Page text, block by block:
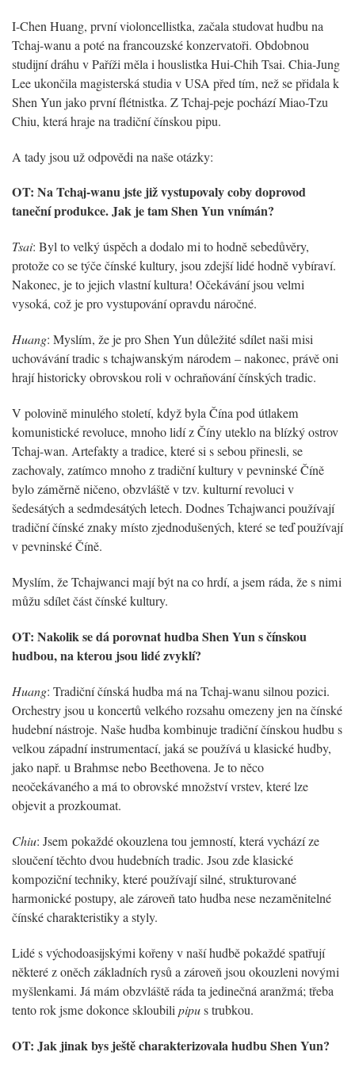
I-Chen Huang, první violoncellistka, začala studovat hudbu na
Tchaj-wanu a poté na francouzské konzervatoři. Obdobnou
studijní dráhu v Paříži měla i houslistka Hui-Chih Tsai. Chia-Jung
Lee ukončila magisterská studia v USA před tím, než se přidala k
Shen Yun jako první flétnistka. Z Tchaj-peje pochází Miao-Tzu
Chiu, která hraje na tradiční čínskou pipu.
A tady jsou už odpovědi na naše otázky:
OT: Na Tchaj-wanu jste již vystupovaly coby doprovod
taneční produkce. Jak je tam Shen Yun vnímán?
Tsai: Byl to velký úspěch a dodalo mi to hodně sebedůvěry,
protože co se týče čínské kultury, jsou zdejší lidé hodně vybíraví.
Nakonec, je to jejich vlastní kultura! Očekávání jsou velmi
vysoká, což je pro vystupování opravdu náročné.
Huang: Myslím, že je pro Shen Yun důležité sdílet naši misi
uchovávání tradic s tchajwanským národem – nakonec, právě oni
hrají historicky obrovskou roli v ochraňování čínských tradic.
V polovině minulého století, když byla Čína pod útlakem
komunistické revoluce, mnoho lidí z Číny uteklo na blízký ostrov
Tchaj-wan. Artefakty a tradice, které si s sebou přinesli, se
zachovaly, zatímco mnoho z tradiční kultury v pevninské Číně
bylo záměrně ničeno, obzvláště v tzv. kulturní revoluci v
šedesátých a sedmdesátých letech. Dodnes Tchajwanci používají
tradiční čínské znaky místo zjednodušených, které se teď používají
v pevninské Číně.
Myslím, že Tchajwanci mají být na co hrdí, a jsem ráda, že s nimi
můžu sdílet část čínské kultury.
OT: Nakolik se dá porovnat hudba Shen Yun s čínskou
hudbou, na kterou jsou lidé zvyklí?
Huang: Tradiční čínská hudba má na Tchaj-wanu silnou pozici.
Orchestry jsou u koncertů velkého rozsahu omezeny jen na čínské
hudební nástroje. Naše hudba kombinuje tradiční čínskou hudbu s
velkou západní instrumentací, jaká se používá u klasické hudby,
jako např. u Brahmse nebo Beethovena. Je to něco
neočekávaného a má to obrovské množství vrstev, které lze
objevit a prozkoumat.
Chiu: Jsem pokaždé okouzlena tou jemností, která vychází ze
sloučení těchto dvou hudebních tradic. Jsou zde klasické
kompoziční techniky, které používají silné, strukturované
harmonické postupy, ale zároveň tato hudba nese nezaměnitelné
čínské charakteristiky a styly.
Lidé s východoasijskými kořeny v naší hudbě pokaždé spatřují
některé z oněch základních rysů a zároveň jsou okouzleni novými
myšlenkami. Já mám obzvláště ráda ta jedinečná aranžmá; třeba
tento rok jsme dokonce skloubilipipus trubkou.
OT: Jak jinak bys ještě charakterizovala hudbu Shen Yun?